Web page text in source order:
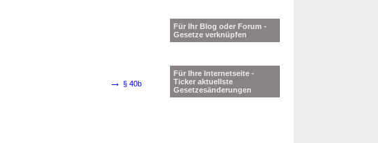
→ § 40b
Für Ihr Blog oder Forum -
Gesetze verknüpfen
Für Ihre Internetseite -
Ticker aktuellste
Gesetzesänderungen